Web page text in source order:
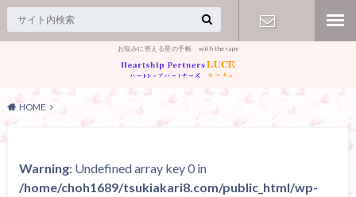
お悩みに答える星の手帳 with therapy
せ】
HOME
Warning: Undefined array key 0 in
/home/choh1689/tsukiakari8.com/public_html/wp-